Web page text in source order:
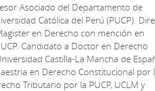
Asociado del Departamento de
Católica del Perú (PUCP).
en Derecho con mención en
Candidato a Doctor en Derecho
Castilla-La Mancha de
en Derecho Constitucional por
Tributario por la PUCP, UCLM y